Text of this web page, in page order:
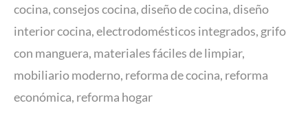
cocina,consejos cocina,diseño de cocina,diseño
interior cocina,electrodomésticos integrados, grifo
con manguera, materiales fáciles de limpiar,
mobiliario moderno, reforma de cocina, reforma
económica, reforma hogar